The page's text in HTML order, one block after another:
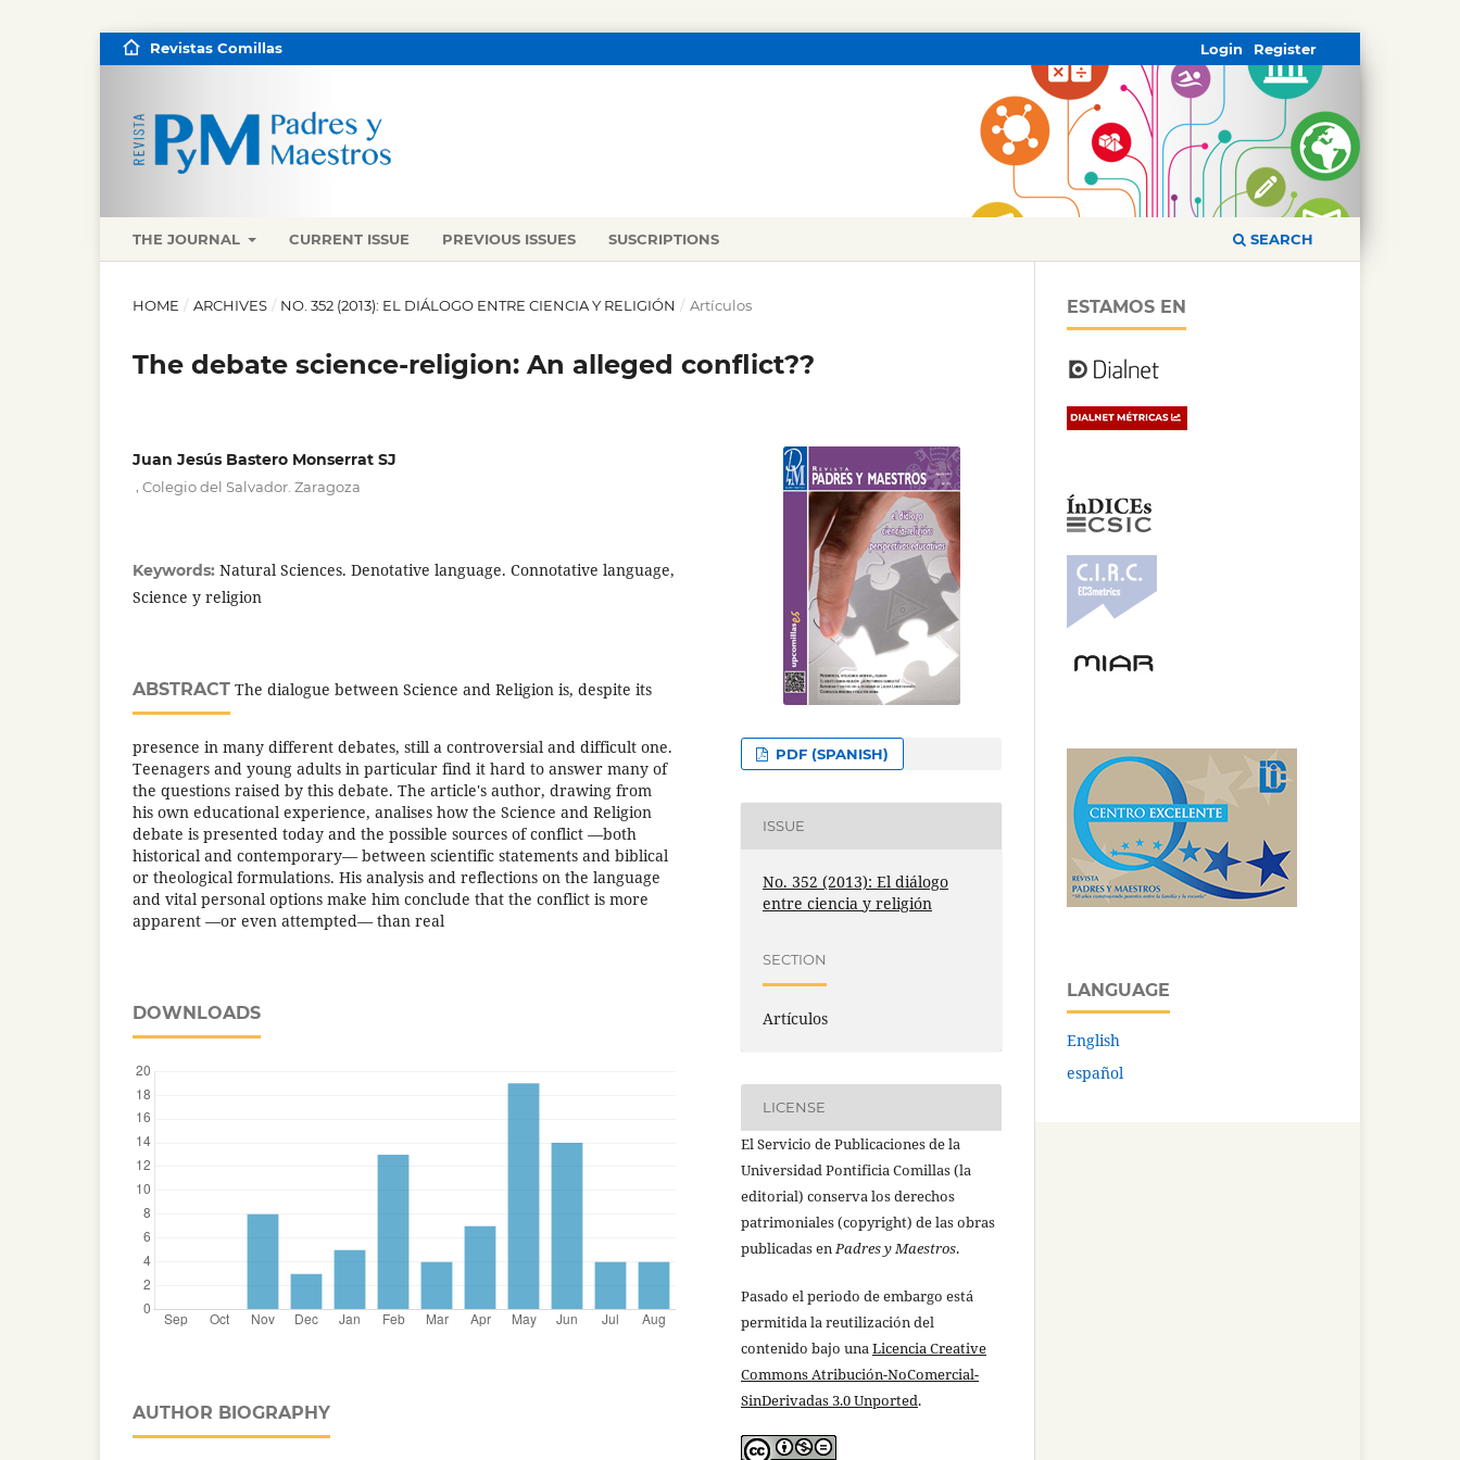
THE JOURNAL CURRENT ISSUE PREVIOUS ISSUES SUSCRIPTIONS SEARCH
Revistas Comillas Register
Login
HOME / ARCHIVES / NO. 352 (2013): EL DIÁLOGO ENTRE CIENCIA Y RELIGIÓN / Artículos
The debate science-religion: An alleged conflict??
Juan Jesús Bastero Monserrat SJ
Colegio del Salvador. Zaragoza
Keywords: Natural Sciences. Denotative language. Connotative language,
Science y religion
ABSTRACT The dialogue between Science and Religion is, despite its
presence in many different debates, still a controversial and difficult one.
Teenagers and young adults in particular find it hard to answer many of
the questions raised by this debate. The article's author, drawing from
his own educational experience, analises how the Science and Religion
debate is presented today and the possible sources of conflict ―both
historical and contemporary―between scientific statements and biblical
or theological formulations. His analysis and reflections on the language
and vital personal options make him conclude that the conflict is more
apparent ―or even attempted―than real
DOWNLOADS
AUTHOR BIOGRAPHY
PDF (SPANISH)
ISSUE
No. 352 (2013): El diálogo
entre ciencia y religión
SECTION
Artículos
LICENSE
El Servicio de Publicaciones de la
Universidad Pontificia Comillas (la
editorial) conserva los derechos
patrimoniales (copyright) de las obras
publicadas enPadres y Maestros.
Pasado el periodo de embargo está
permitida la reutilización del
contenido bajo unaLicencia Creative
Commons Atribución-NoComercial-
SinDerivadas 3.0 Unported.
ESTAMOS EN
LANGUAGE
English
español